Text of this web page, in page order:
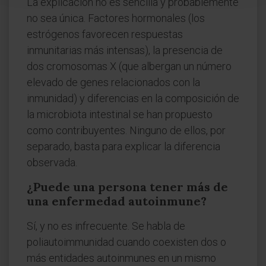
no sea única. Factores hormonales (los
estrógenos favorecen respuestas
inmunitarias más intensas), la presencia de
dos cromosomas X (que albergan un número
elevado de genes relacionados con la
inmunidad) y diferencias en la composición de
la microbiota intestinal se han propuesto
como contribuyentes. Ninguno de ellos, por
separado, basta para explicar la diferencia
observada.
¿Puede una persona tener más de
una enfermedad autoinmune?
Sí, y no es infrecuente. Se habla de
poliautoimmunidad cuando coexisten dos o
más entidades autoinmunes en un mismo